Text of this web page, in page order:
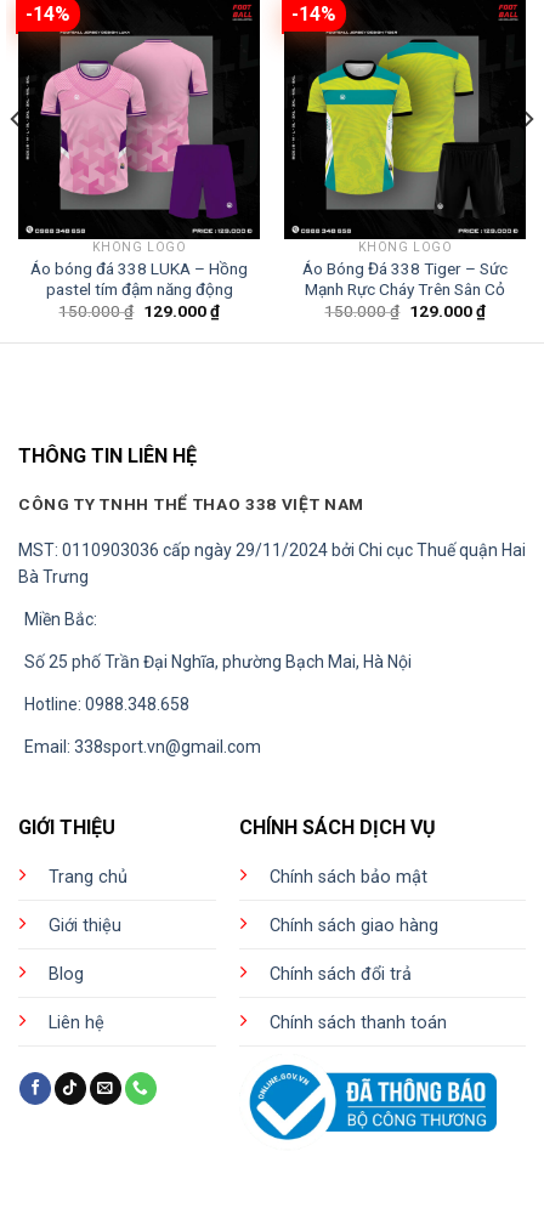
-14%
KHÔNG LOGO
Áo bóng đá 338 LUKA – Hồng
pastel tím đậm năng động
150.000₫ Giá
là:
129.000₫Giá
hiện
tại
-14%
KHÔNG LOGO
Áo Bóng Đá 338 Tiger – Sức
Mạnh Rực Cháy Trên Sân Cỏ
150.000₫ Giá
là:
129.000₫Giá
hiện
tại
THÔNG TIN LIÊN HỆ
CÔNG TY TNHH THỂ THAO 338 VIỆT NAM
MST: 0110903036 cấp ngày 29/11/2024 bởi Chi cục Thuế quận Hai
Bà Trưng
Miền Bắc:
Số 25 phố Trần Đại Nghĩa, phường Bạch Mai, Hà Nội
Hotline: 0988.348.658
Email: 338sport.vn@gmail.com
GIỚI THIỆU
Trang chủ
Giới thiệu
Blog
Liên hệ
CHÍNH SÁCH DỊCH VỤ
Chính sách bảo mật
Chính sách giao hàng
Chính sách đổi trả
Chính sách thanh toán